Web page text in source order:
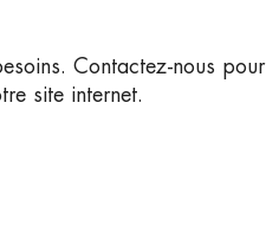
Contactez-nous pour
site internet.